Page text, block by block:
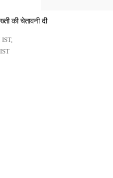
की चेतावनी दी
IST,